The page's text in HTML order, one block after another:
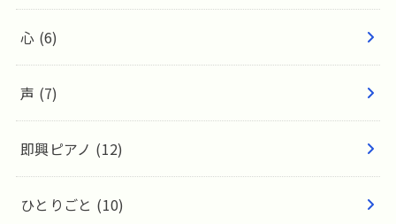
心 (6)
声 (7)
即興ピアノ (12)
ひとりごと (10)